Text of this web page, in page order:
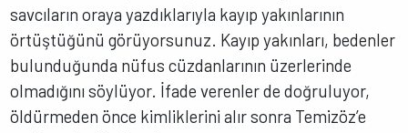
savcıların oraya yazdıklarıyla kayıp yakınlarının
örtüştüğünü görüyorsunuz. Kayıp yakınları, bedenler
bulunduğunda nüfus cüzdanlarının üzerlerinde
olmadığını söylüyor. İfade verenler de doğruluyor,
öldürmeden önce kimliklerini alır sonra Temizöz’e